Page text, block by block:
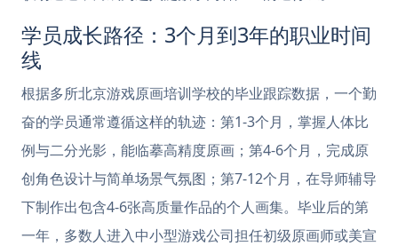
学员成长路径：3个月到3年的职业时间
线
根据多所北京游戏原画培训学校的毕业跟踪数据，一个勤
奋的学员通常遵循这样的轨迹：第1-3个月，掌握人体比
例与二分光影，能临摹高精度原画；第4-6个月，完成原
创角色设计与简单场景气氛图；第7-12个月，在导师辅导
下制作出包含4-6张高质量作品的个人画集。毕业后的第
一年，多数人进入中小型游戏公司担任初级原画师或美宣